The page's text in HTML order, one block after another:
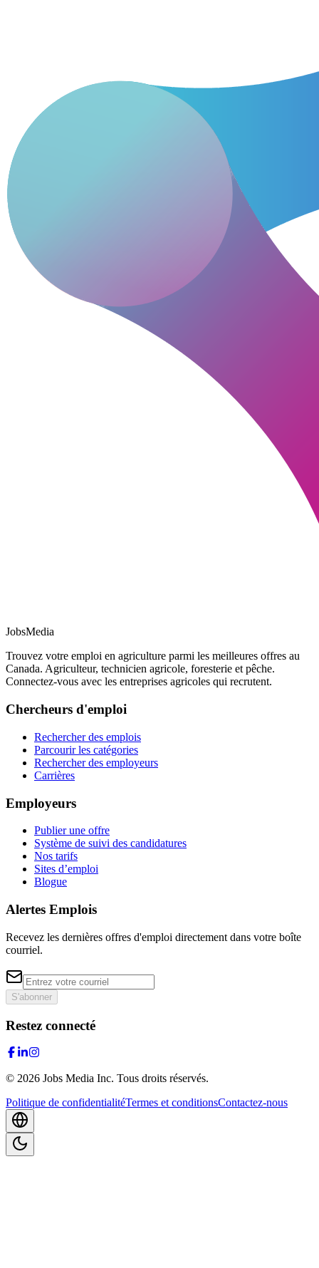
JobsMedia
Trouvez votre emploi en agriculture parmi les meilleures offres au
Canada. Agriculteur, technicien agricole, foresterie et pêche.
Connectez-vous avec les entreprises agricoles qui recrutent.
Chercheurs d'emploi
Rechercher des emplois
Parcourir les catégories
Rechercher des employeurs
Carrières
Employeurs
Publier une offre
Système de suivi des candidatures
Nos tarifs
Sites d’emploi
Blogue
Alertes Emplois
Recevez les dernières offres d'emploi directement dans votre boîte
courriel.
S'abonner
Restez connecté
© 2026 Jobs Media Inc. Tous droits réservés.
Politique de confidentialitéTermes et conditionsContactez-nous